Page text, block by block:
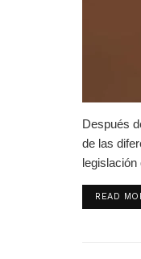
Después
de las
legislación
READ